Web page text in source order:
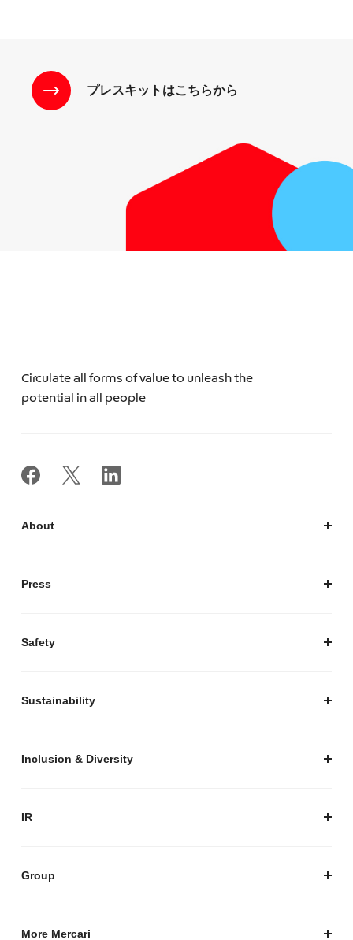
プレスキットはこちらから
Circulate all forms of value to unleash the
potential in all people
About
Press
Safety
Sustainability
Inclusion & Diversity
IR
Group
More Mercari